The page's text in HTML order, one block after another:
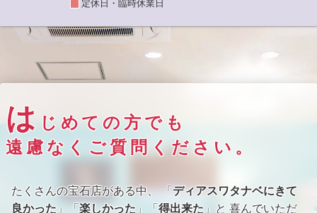
定休日・臨時休業日
はじめての方でも
遠慮なくご質問ください。
たくさんの宝石店がある中、 「ディアスワタナベにきて
良かった」「楽しかった 」「得出来た 」と 喜んでいただ